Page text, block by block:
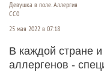
Девушка в поле. Аллергия
СС0
25 мая 2022 в 07:18
В каждой стране
аллергенов -